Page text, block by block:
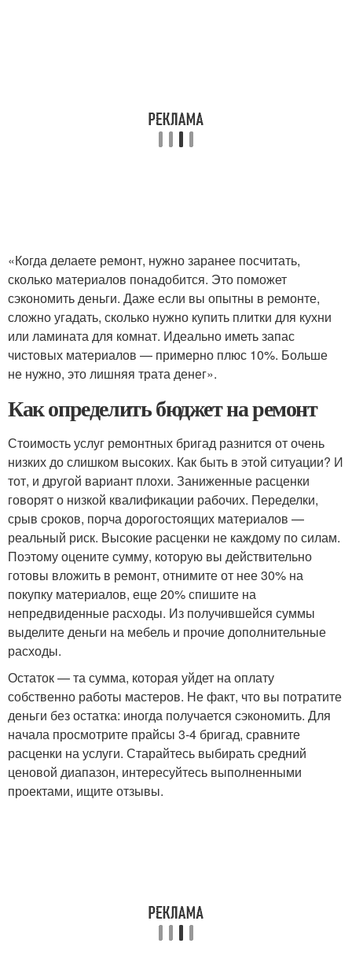
«Когда делаете ремонт, нужно заранее посчитать,
сколько материалов понадобится. Это поможет
сэкономить деньги. Даже если вы опытны в ремонте,
сложно угадать, сколько нужно купить плитки для кухни
или ламината для комнат. Идеально иметь запас
чистовых материалов — примерно плюс 10%. Больше
не нужно, это лишняя трата денег».
Как определить бюджет на ремонт
Стоимость услуг ремонтных бригад разнится от очень
низких до слишком высоких. Как быть в этой ситуации? И
тот, и другой вариант плохи. Заниженные расценки
говорят о низкой квалификации рабочих. Переделки,
срыв сроков, порча дорогостоящих материалов —
реальный риск. Высокие расценки не каждому по силам.
Поэтому оцените сумму, которую вы действительно
готовы вложить в ремонт, отнимите от нее 30% на
покупку материалов, еще 20% спишите на
непредвиденные расходы. Из получившейся суммы
выделите деньги на мебель и прочие дополнительные
расходы.
Остаток — та сумма, которая уйдет на оплату
собственно работы мастеров. Не факт, что вы потратите
деньги без остатка: иногда получается сэкономить. Для
начала просмотрите прайсы 3-4 бригад, сравните
расценки на услуги. Старайтесь выбирать средний
ценовой диапазон, интересуйтесь выполненными
проектами, ищите отзывы.